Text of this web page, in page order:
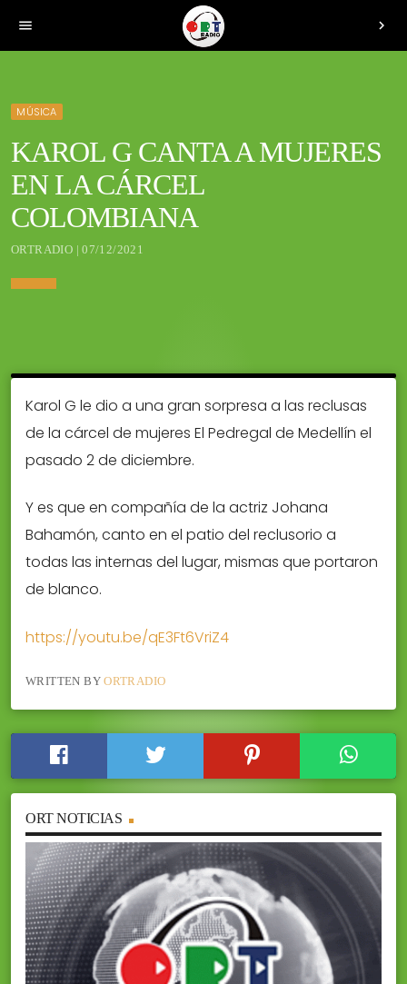
menu chevron_right
MÚSICA
KAROL G CANTA A MUJERES
EN LA CÁRCEL
COLOMBIANA
ORTRADIO | 07/12/2021
Karol G le dio a una gran sorpresa a las reclusas
de la cárcel de mujeres El Pedregal de Medellín el
pasado 2 de diciembre.
Y es que en compañía de la actriz Johana
Bahamón, canto en el patio del reclusorio a
todas las internas del lugar, mismas que portaron
de blanco.
https://youtu.be/qE3Ft6VriZ4
WRITTEN BYORTRADIO
ORT NOTICIAS